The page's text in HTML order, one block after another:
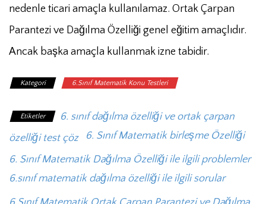
nedenle ticari amaçla kullanılamaz. Ortak Çarpan
Parantezi ve Dağılma Özelliği genel eğitim amaçlıdır.
Ancak başka amaçla kullanmak izne tabidir.
Kategori 6.Sınıf Matematik Konu Testleri
Etiketler
6. sınıf dağılma özelliği ve ortak çarpan
özelliği test çöz
6. Sınıf Matematik birleşme Özelliği
6. Sınıf Matematik Dağılma Özelliği ile ilgili problemler
6.sınıf matematik dağılma özelliği ile ilgili sorular